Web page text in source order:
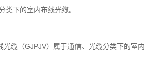
下的室内布线光缆。
缆（GJPJV）属于通信、光缆分类下的室内